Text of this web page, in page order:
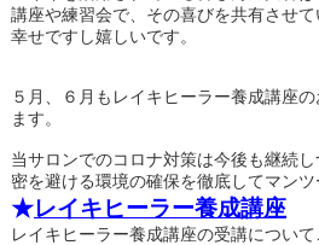
講座や練習会で、その喜びを共有させ
幸せですし嬉しいです。
５月、６月もレイキヒーラー養成講座
ます。
当サロンでのコロナ対策は今後も継続し
密を避ける環境の確保を徹底してマンツ
★レイキヒーラー養成講座
レイキヒーラー養成講座の受講につい